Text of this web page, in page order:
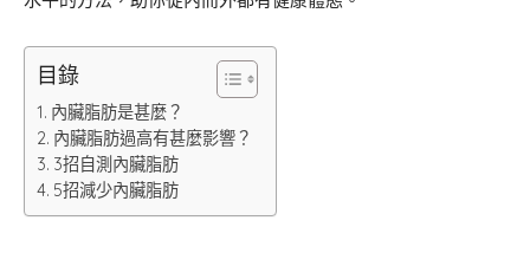
目錄
內臟脂肪是甚麼？
內臟脂肪過高有甚麼影響？
3招自測內臟脂肪
5招減少內臟脂肪